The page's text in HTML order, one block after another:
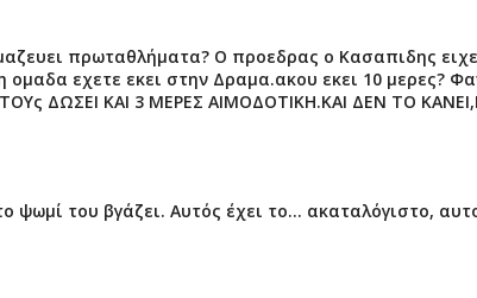
πρωταθλήματα? O προεδρας ο Κασαπιδης
εχετε εκει στην Δραμα.ακου εκει 10 μερες?
ΔΩΣΕΙ ΚΑΙ 3 ΜΕΡΕΣ ΑΙΜΟΔΟΤΙΚΗ.ΚΑΙ ΔΕΝ ΤΟ
ψωμί του βγάζει. Αυτός έχει το... ακαταλόγιστο,